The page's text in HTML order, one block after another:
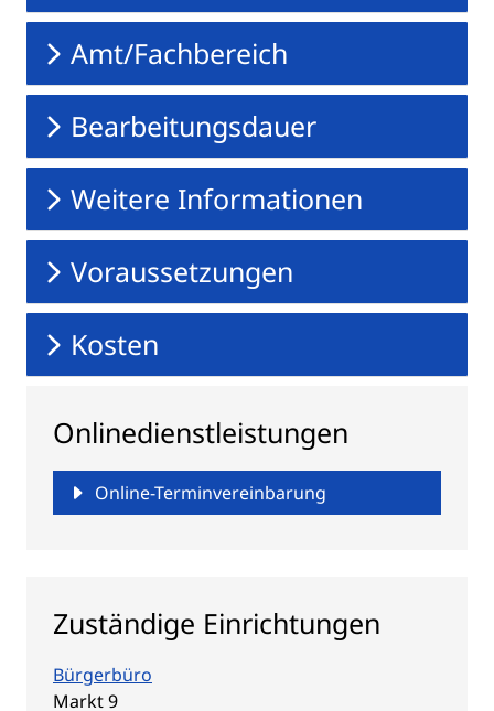
Amt/Fachbereich
Bearbeitungsdauer
Weitere Informationen
Voraussetzungen
Kosten
Onlinedienstleistungen
Online-Terminvereinbarung
Zuständige Einrichtungen
Bürgerbüro
Straße:
MarktHausnummer:
9